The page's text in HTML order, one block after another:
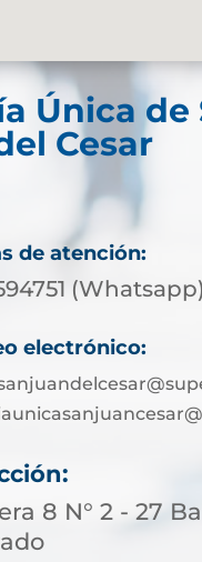
Única de
Cesar
de atención:
(Whatsapp)
electrónico:
8 N° 2 - 27